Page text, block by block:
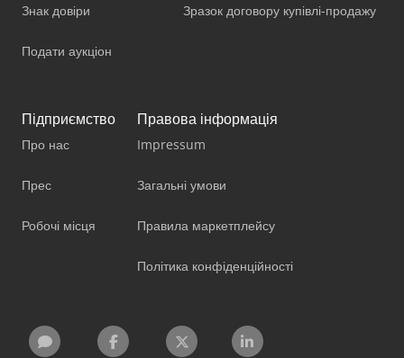
Знак довіри
Подати аукціон
Зразок договору купівлі-продажу
Підприємство
Про нас
Прес
Робочі місця
Правова інформація
Impressum
Загальні умови
Правила маркетплейсу
Політика конфіденційності